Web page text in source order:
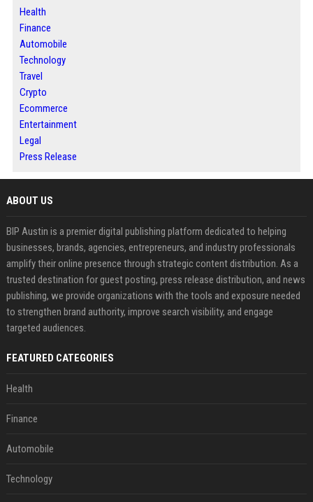
Health
Finance
Automobile
Technology
Travel
Crypto
Ecommerce
Entertainment
Legal
Press Release
ABOUT US
BIP Austin is a premier digital publishing platform dedicated to helping
businesses, brands, agencies, entrepreneurs, and industry professionals
amplify their online presence through strategic content distribution. As a
trusted destination for guest posting, press release distribution, and news
publishing, we provide organizations with the tools and exposure needed
to strengthen brand authority, improve search visibility, and engage
targeted audiences.
FEATURED CATEGORIES
Health
Finance
Automobile
Technology